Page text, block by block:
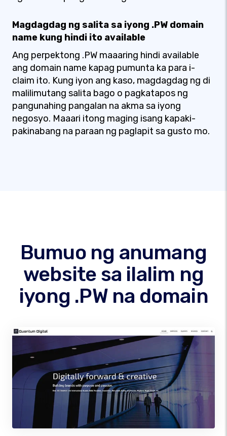
Magdagdag ng salita sa iyong .PW domain
name kung hindi ito available
Ang perpektong .PW maaaring hindi available
ang domain name kapag pumunta ka para i-
claim ito. Kung iyon ang kaso, magdagdag ng di
malilimutang salita bago o pagkatapos ng
pangunahing pangalan na akma sa iyong
negosyo. Maaari itong maging isang kapaki-
pakinabang na paraan ng paglapit sa gusto mo.
Bumuo ng anumang
website sa ilalim ng
iyong .PW na domain